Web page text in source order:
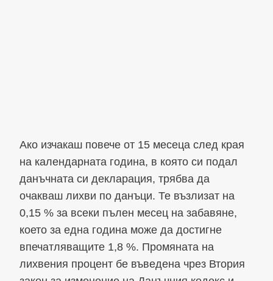
Ако изчакаш повече от 15 месеца след края
на календарната година, в която си подал
данъчната си декларация, трябва да
очакваш лихви по данъци. Те възлизат на
0,15 % за всеки пълен месец на забавяне,
което за една година може да достигне
впечатляващите 1,8 %. Промяната на
лихвения процент бе въведена чрез Втория